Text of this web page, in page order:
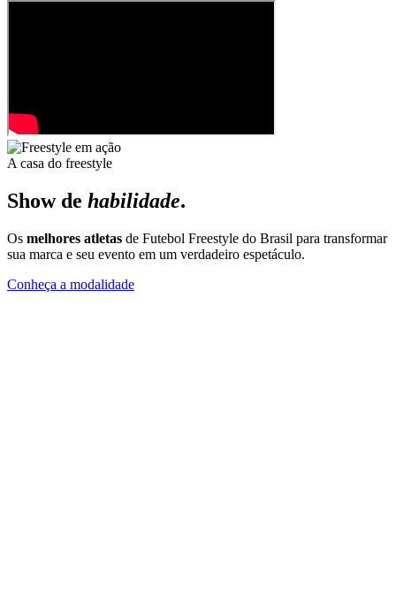
A casa do freestyle
Show de habilidade.
Os melhores atletas de Futebol Freestyle do Brasil para transformar
sua marca e seu evento em um verdadeiro espetáculo.
Conheça a modalidade